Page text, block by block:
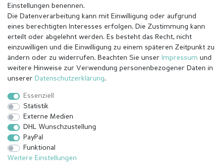
Impressum Daten­schutz­erklärung
Barrierefreiheitserklärung
Einstellungen benennen.
Die Datenverarbeitung kann mit Einwilligung oder aufgrund
eines berechtigten Interesses erfolgen. Die Zustimmung kann
erteilt oder abgelehnt werden. Es besteht das Recht, nicht
einzuwilligen und die Einwilligung zu einem späteren Zeitpunkt zu
ändern oder zu widerrufen. Beachten Sie unser Impressum und
weitere Hinweise zur Verwendung personenbezogener Daten in
unserer Daten­schutz­erklärung.
Essenziell
Statistik
Externe Medien
DHL Wunschzustellung
PayPal
Funktional
Weitere Einstellungen